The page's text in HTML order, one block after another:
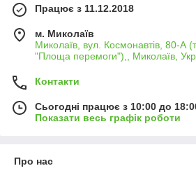
Працює з 11.12.2018
м. Миколаїв
Миколаїв, вул. Космонавтів, 80-А
"Площа перемоги"),, Миколаїв,
Контакти
Сьогодні працює з 10:00 до
Показати весь графік роботи
Про нас